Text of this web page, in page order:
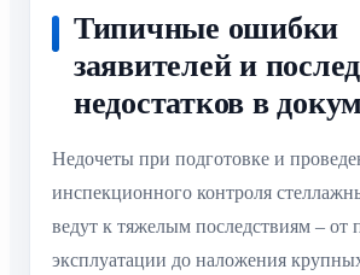
Типичные ошибки
заявителей и
недостатков в
Недочеты при подготовке и
инспекционного контроля
ведут к тяжелым последствиям – от
эксплуатации до наложения